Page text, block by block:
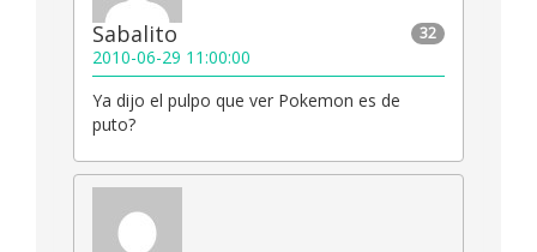
32
Sabalito
2010-06-29 11:00:00
Ya dijo el pulpo que ver Pokemon es de
puto?